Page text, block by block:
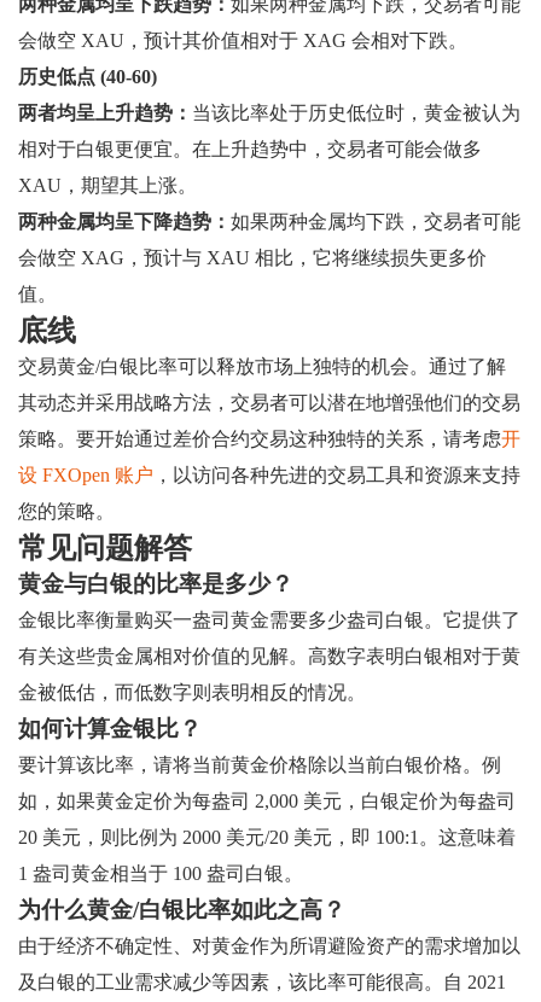
两种金属均呈下跌趋势： 如果两种金属均下跌，交易者可能
会做空 XAU，预计其价值相对于 XAG 会相对下跌。
历史低点 (40-60)
两者均呈上升趋势： 当该比率处于历史低位时，黄金被认为
相对于白银更便宜。在上升趋势中，交易者可能会做多
XAU，期望其上涨。
两种金属均呈下降趋势： 如果两种金属均下跌，交易者可能
会做空 XAG，预计与 XAU 相比，它将继续损失更多价
值。
底线
交易黄金/白银比率可以释放市场上独特的机会。通过了解
其动态并采用战略方法，交易者可以潜在地增强他们的交易
策略。要开始通过差价合约交易这种独特的关系，请考虑开
设 FXOpen 账户 ，以访问各种先进的交易工具和资源来支持
您的策略。
常见问题解答
黄金与白银的比率是多少？
金银比率衡量购买一盎司黄金需要多少盎司白银。它提供了
有关这些贵金属相对价值的见解。高数字表明白银相对于黄
金被低估，而低数字则表明相反的情况。
如何计算金银比？
要计算该比率，请将当前黄金价格除以当前白银价格。例
如，如果黄金定价为每盎司 2,000 美元，白银定价为每盎司
20 美元，则比例为 2000 美元/20 美元，即 100:1。这意味着
1 盎司黄金相当于 100 盎司白银。
为什么黄金/白银比率如此之高？
由于经济不确定性、对黄金作为所谓避险资产的需求增加以
及白银的工业需求减少等因素，该比率可能很高。自 2021